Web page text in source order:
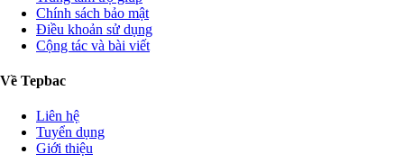
Chính sách bảo mật
Điều khoản sử dụng
Cộng tác và bài viết
Về Tepbac
Liên hệ
Tuyển dụng
Giới thiệu